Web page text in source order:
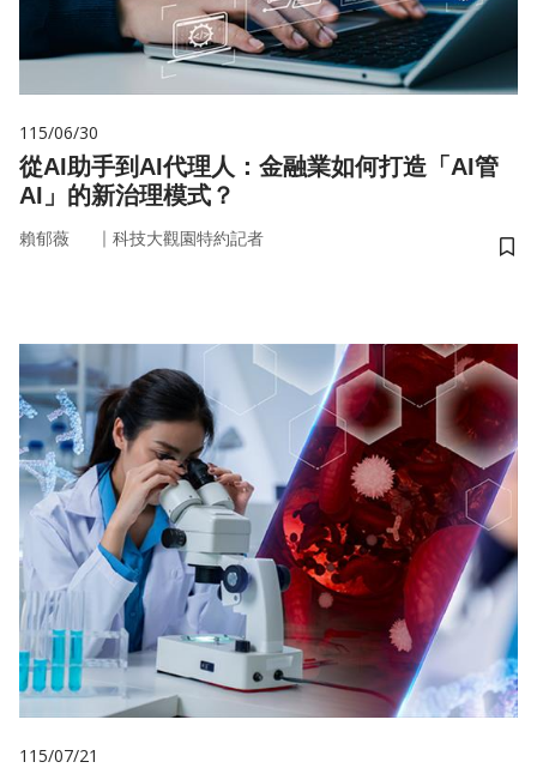
115/06/30
從AI助手到AI代理人：金融業如何打造「AI管
AI」的新治理模式？
賴郁薇 ｜ 科技大觀園特約記者
儲
115/07/21